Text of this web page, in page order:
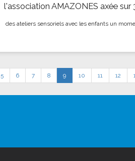
l'association AMAZONES axée sur
des ateliers sensoriels avec les enfants ​ un
5 6 7 8 9 10 11 12